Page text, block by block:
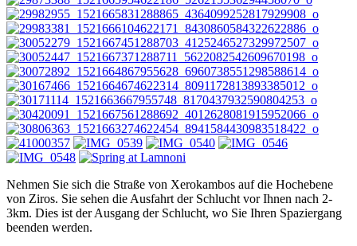
Nehmen Sie sich die Straße von Xerokambos auf die Hochebene
von Ziros. Sie sehen die Ausfahrt der Schlucht vor Ihnen nach 2-
3km. Dies ist der Ausgang der Schlucht, wo Sie Ihren Spaziergang
beenden werden.